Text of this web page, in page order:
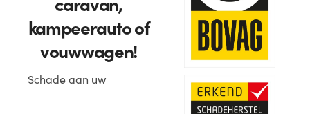
kampeerauto of
vouwwagen!
Schade aan uw